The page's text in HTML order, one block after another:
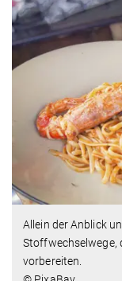
Allein der Anblick
Stoffwechselwege,
vorbereiten.